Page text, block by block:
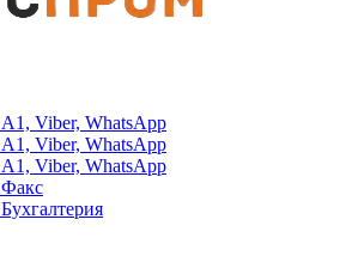
А1, Viber, WhatsApp
А1, Viber, WhatsApp
А1, Viber, WhatsApp
Факс
Бухгалтерия